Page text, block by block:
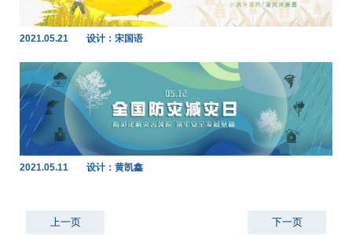
2021.05.21 设计：宋国语
2021.05.11 设计：黄凯鑫
上一页 下一页